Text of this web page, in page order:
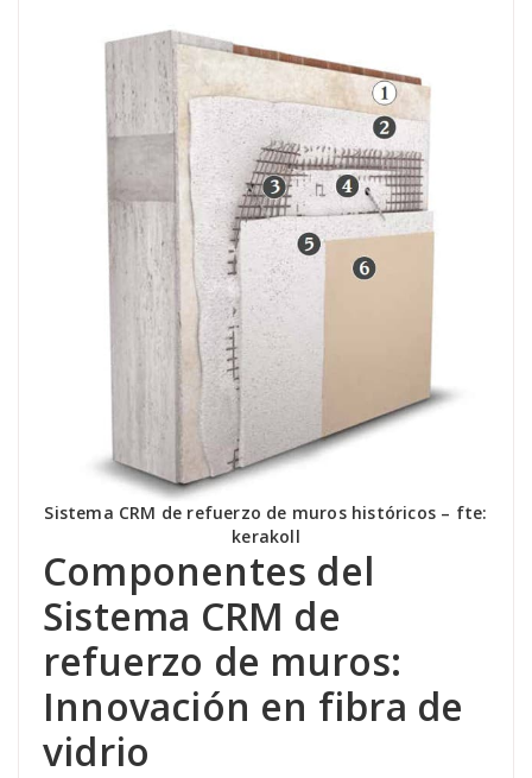
Sistema CRM de refuerzo de muros históricos – fte:
kerakoll
Componentes del
Sistema CRM de
refuerzo de muros:
Innovación en fibra de
vidrio